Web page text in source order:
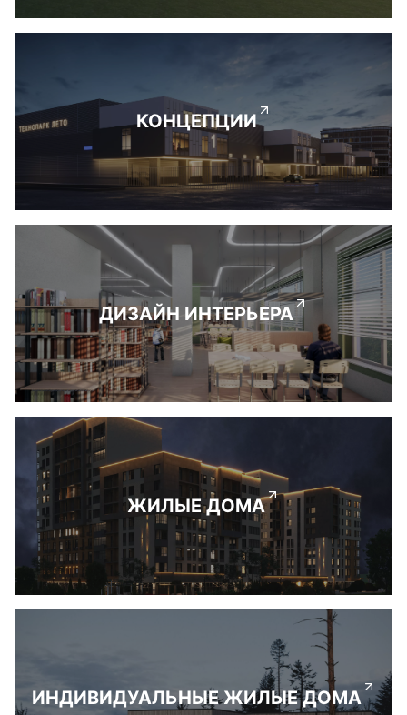
КОНЦЕПЦИИ
ДИЗАЙН ИНТЕРЬЕРА
ЖИЛЫЕ ДОМА
ИНДИВИДУАЛЬНЫЕ ЖИЛЫЕ ДОМА